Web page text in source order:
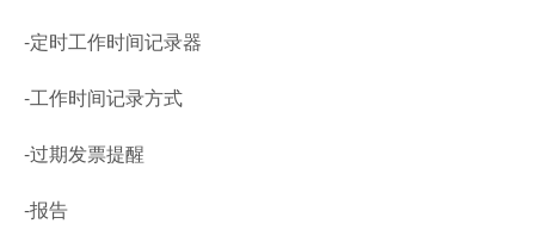
-定时工作时间记录器
-工作时间记录方式
-过期发票提醒
-报告